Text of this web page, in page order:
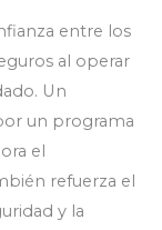
entre los
al operar
Un
un programa
el
refuerza el
y la